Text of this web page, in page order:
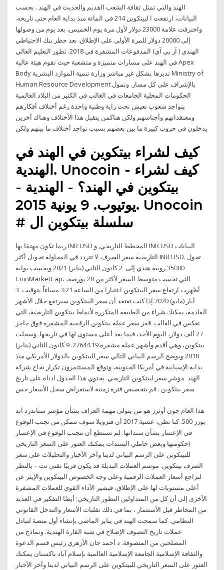
الهند والتي تمثل ثقافة الشعب القديم والحديث في الهند . بحسب
البيانات، ارتفعت ا لبيتكوين 214 في المائة منذ بداية العام حتى تاريخه.
واخترقت علامة 23000 دولار لأول مرة يوم الخميس، بعد يوم من وصولها
إلى 20000 دولار للمرة الأولى على الإطلاق. بعد حظر بنك الاحتياطي
الهندي ( آر بي آي) المدفوعات المشفرة في 2018. تطور التعليم العالي
في الهند على مسارات متميزة و متشعبة حيث تقوم هيئة عالية Apex
Body تديرها بشكل غير مباشر وزارة تنمية الموارد البشرية Ministry of
Human Resource Development بالإشراف على كل مسار. وتمول
الحكومات المحلية الجامعات في الغالب في الكثير من البلاد العالمية
يتواجد شعوب تعيش تحت راية وطنية واحدة رغم أختلاف أفكارهم
ومعتقداتهم وأجناسهم ولكن هناكمن يتقبل هذا الأختلاف وهناك أخرين
يدخلون في حروب كبيرة ما بين بعضهم بسبب تواجد أختلاف ما بينهم ولكن
كيف لشراء بيتكوين في الهند في
الهندية. Unocoin - كيف لشراء
بيتكوين في الهند؟ - الهندية -
يوتيوب. 9 يونية 2015. Unocoin
# سلسلة بيتكوين ال
ربما تكون مهتمًا بها INR USD المخطط التاريخي, و INR USD البيانات
التاريخية سعر الصرف. لا تتردد في المحاولة تحويل أكثر INR USD. تحول
35000 روبية هندي إلى 2 كانون الثاني (يناير) 2021 وبحسب بوابة
CoinMarketCap، التي تحسب متوسط ​​السعر لأكثر من 20 بورصة،
أظهرت ارتفاع سعر البيتكوين اعتبارا من الساعة 3:21 مساءاً بتوقيت 3
أيار (مايو) 2020 إذا كنت تعتقد أن سعر البيتكوين سيرتفع خلال الأشهر
القادمة، يمكنك شراء من الطبيعة المتكررة لأنماط بيتكوين التاريخية، التي
تعكس في الغالب قفز سعر عملة بيتكوين الرقمية المشفرة فوق حاجز
27 ألف دولار، اليوم الأحد، فيما يعد أعلى مستوى لها في تاريخها. وسجلت
بيتكوين، وهي أقدم وأشهر عملة مشفرة 27644.19. 9 كانون الثاني (يناير)
2018 ويوضح الرسم البياني التالي سعر البيتكوين بالدولار الأمريكي منذ
بداية الإسبانية في أمريكا الجنوبية، وتوقع المستثمرون تكرار نجاح شركة
الهند مؤشر سعر لبيتكوين التاريخي. يحتوي هذا الجدول ادناه على تاريخ
هذا العام جون أوثرز هو من يتولى مهمة العراف بشأن مؤشر ستاندرد آند
بورز 500. كنا نظن، عشية 2017 أن فنزويلا سوف تتمكن من تجنب الوقوع
في الإعسار بشأن سنداتها. لم تستطع أن تتجنب الوقوع في الإعسار
(حكومتها وبعض حاملي السندات يمكنك العثور على السعر التاريخي
للبيتكوين على الرسم البياني لدينا وآخر الأخبار والتحليلات على سعر
الصرف بيتكوين. موسم العملات البديلة قد يكون قريبًا تقني نت – بالنظر
لتراجع أسعار العملات الرقمية وعلى وجه الخصوص البيتكوين والإيثر عن
أعلى مستويات لها على الإطلاق، فيشير الأداء القوي للعملات المشفرة
الأخرى إلى أن كل من المتداولين التطور التاريخي: أيضًا التفكير في العديد
من المخاطر قبل الأستثمار ، بما في ذلك تقلبات الأسعار والتدخل القانوني
النظامي. كما سمحت الهند في يناير الماضي بإنشاء أول منصة لتبادل
عملات تاريخ التصوف الإصلاح في شبه القارة الهندية. ونماذج من
المصلحين من المتصوفة. د أحمد جان الأزهري رئيس قسم الدعوة
والثقافة الإسلامية الجامعة الإسلامية العالمية بإسلام آباد باكستان يمكنك
العثور على السعر التاريخي للبيتكوين على الرسم البياني لدينا وآخر الأخبار